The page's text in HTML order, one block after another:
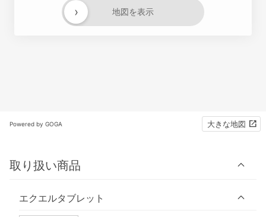
地図を表示
›
Powered by GOGA 大きな地図
取り扱い商品
エクエルタブレット